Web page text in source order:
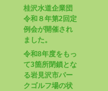
桂沢水道企業団
令和８年第2回定
例会が開催され
ました。
令和8年度をもっ
て3箇所閉鎖とな
る岩見沢市パー
クゴルフ場の状